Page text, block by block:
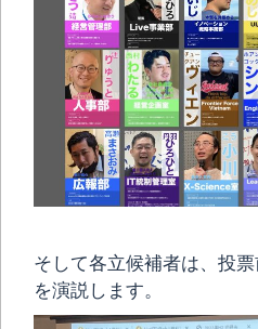
そして各立候補者は、投票
を演説します。